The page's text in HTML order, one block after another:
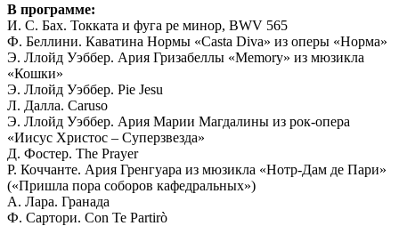
В программе:
И. С. Бах. Токката и фуга ре минор, BWV 565
Ф. Беллини. Каватина Нормы «Casta Diva» из оперы «Норма»
Э. Ллойд Уэббер. Ария Гризабеллы «Memory» из мюзикла
«Кошки»
Э. Ллойд Уэббер. Pie Jesu
Л. Далла. Caruso
Э. Ллойд Уэббер. Ария Марии Магдалины из рок-опера
«Иисус Христос – Суперзвезда»
Д. Фостер. The Prayer
Р. Коччанте. Ария Гренгуара из мюзикла «Нотр-Дам де Пари»
(«Пришла пора соборов кафедральных»)
А. Лара. Гранада
Ф. Сартори. Con Te Partirò